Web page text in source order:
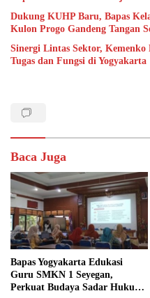
Dukung KUHP Baru, Bapas
Kulon Progo Gandeng Tangan
Sinergi Lintas Sektor,
Tugas dan Fungsi di Yogyakarta
Baca Juga
Bapas Yogyakarta Edukasi
Guru SMKN 1 Seyegan,
Perkuat Budaya Sadar Hukum